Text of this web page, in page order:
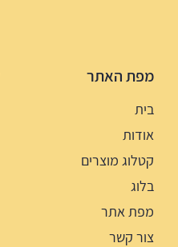
מפת האתר
בית
אודות
קטלוג מוצרים
בלוג
מפת אתר
צור קשר